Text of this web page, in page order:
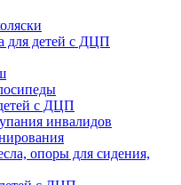
для детей с ДЦП
с ДЦП
инвалидов
опоры для сидения,